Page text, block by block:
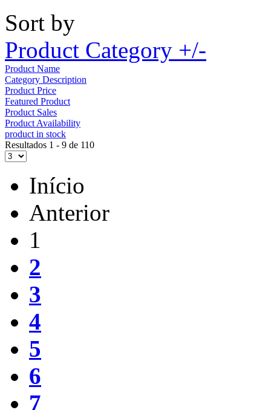
Sort by
Product Category +/-
Product Name
Category Description
Product Price
Featured Product
Product Sales
Product Availability
product in stock
Resultados 1 - 9 de 110
Início
Anterior
1
2
3
4
5
6
7